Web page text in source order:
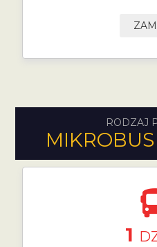
RODZAJ
1